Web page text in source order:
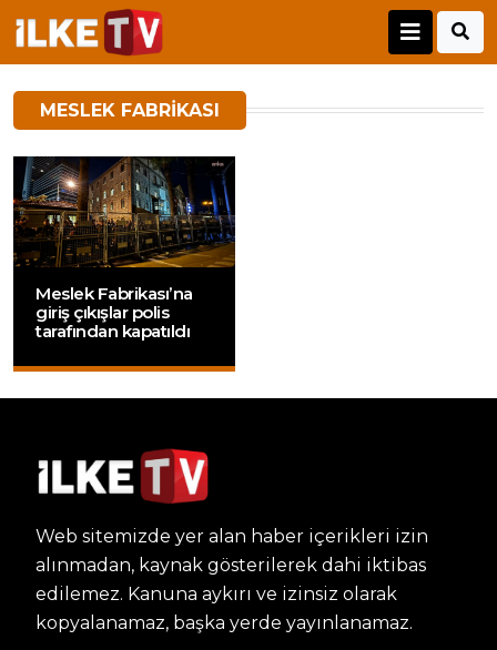
MESLEK FABRIKASI
Meslek Fabrikası’na
giriş çıkışlar polis
tarafından kapatıldı
Web sitemizde yer alan haber içerikleri izin
alınmadan, kaynak gösterilerek dahi iktibas
edilemez. Kanuna aykırı ve izinsiz olarak
kopyalanamaz, başka yerde yayınlanamaz.